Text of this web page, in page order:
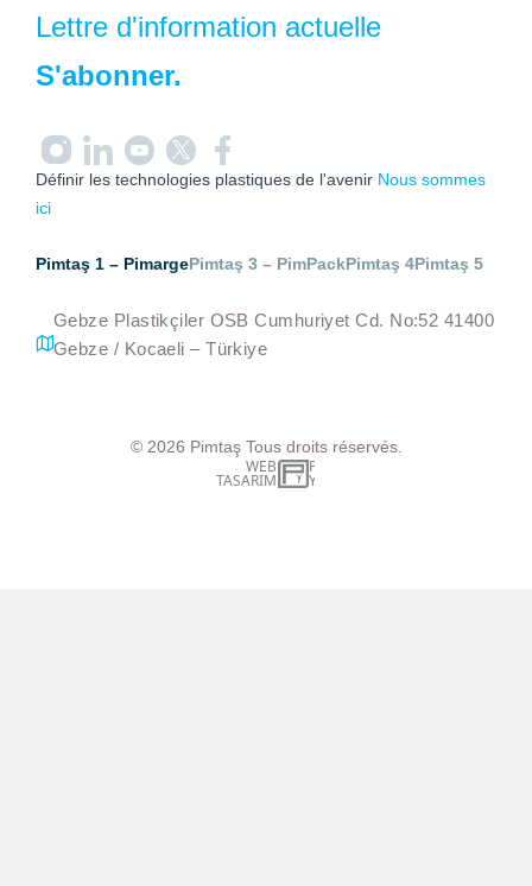
Lettre d'information actuelle
S'abonner.
Définir les technologies plastiques de l'avenir Nous sommes
ici
Pimtaş 1 – PimargePimtaş 3 – PimPackPimtaş 4Pimtaş 5
Gebze Plastikçiler OSB Cumhuriyet Cd. No:52 41400
Gebze / Kocaeli – Türkiye
© 2026 PimtaşTous droits réservés.
WEB
TASARIM
İSTANBUL WEB TASARIM AJANSI - PENTA